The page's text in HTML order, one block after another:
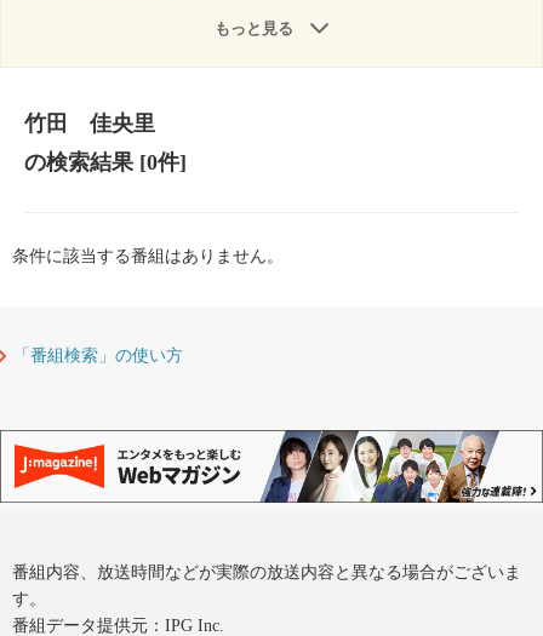
もっと見る
竹田 佳央里
の検索結果[0件]
条件に該当する番組はありません。
「番組検索」の使い方
番組内容、放送時間などが実際の放送内容と異なる場合がございま
す。
番組データ提供元：IPG Inc.